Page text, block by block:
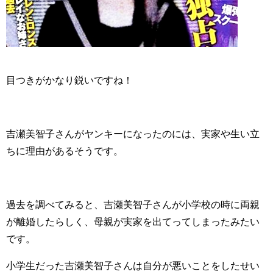
目つきがかなり鋭いですね！
吉瀬美智子さんがヤンキーになったのには、実家や生い立
ちに理由があるそうです。
過去を調べてみると、吉瀬美智子さんが小学校の時に両親
が離婚したらしく、母親が実家を出てってしまったみたい
です。
小学生だった吉瀬美智子さんは自分が悪いことをしたせい